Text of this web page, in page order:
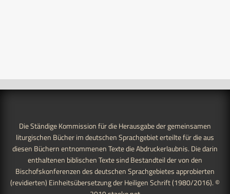
Die Ständige Kommission für die Herausgabe der gemeinsamen
liturgischen Bücher im deutschen Sprachgebiet erteilte für die aus
diesen Büchern entnommenen Texte die Abdruckerlaubnis. Die darin
enthaltenen biblischen Texte sind Bestandteil der von den
Bischofskonferenzen des deutschen Sprachgebietes approbierten
(revidierten) Einheitsübersetzung der Heiligen Schrift (1980/2016). ©